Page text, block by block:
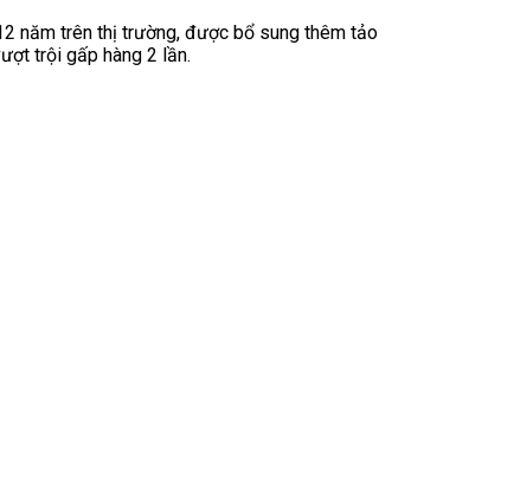
năm trên thị trường, được bổ sung thêm tảo
trội gấp hàng 2 lần.